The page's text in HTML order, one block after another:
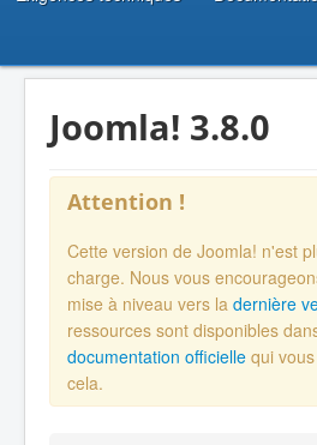
Joomla! 3.8.0
Attention !
Cette version de Joomla! n'est
charge. Nous vous
mise à niveau vers la dernière
ressources sont disponibles
documentation officielle qui
cela.